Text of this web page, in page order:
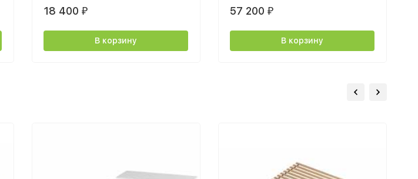
18 400 ₽
В корзину
57 200 ₽
В корзину